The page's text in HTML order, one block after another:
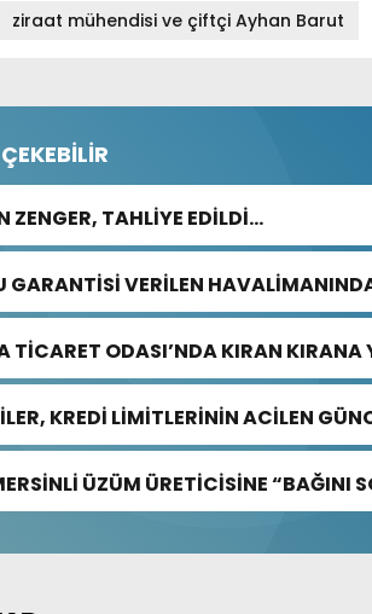
ziraat mühendisi ve çiftçi Ayhan Barut
ZENGER, TAHLİYE EDİLDİ…
GARANTİSİ VERİLEN
TİCARET ODASI’NDA KIRAN KIRANA
KREDİ LİMİTLERİNİN ACİLEN
ÜZÜM ÜRETİCİSİNE “BAĞINI